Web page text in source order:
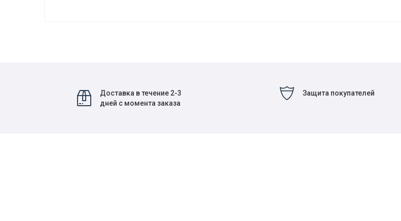
Доставка в течение 2-3
дней с момента заказа
Защита покупателей